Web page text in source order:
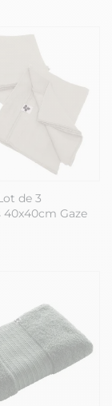
de 3
40x40cm Gaze